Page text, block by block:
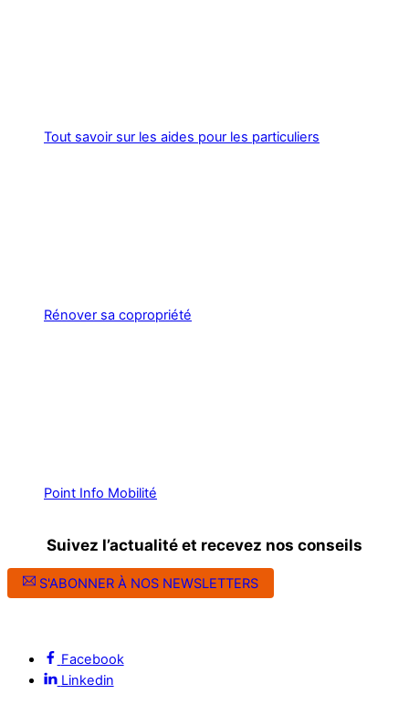
Tout savoir sur les aides pour les particuliers
Rénover sa copropriété
Point Info Mobilité
Suivez l’actualité et recevez nos conseils
S'ABONNER À NOS NEWSLETTERS
Facebook
Linkedin